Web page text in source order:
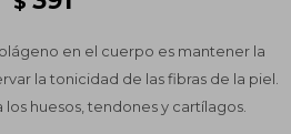
en el cuerpo es mantener la
la tonicidad de las fibras de la piel.
huesos, tendones y cartílagos.